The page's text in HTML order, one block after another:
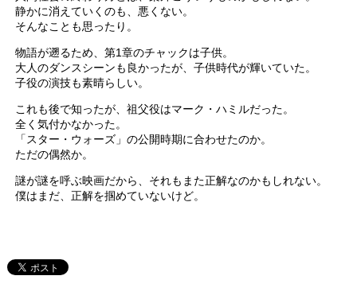
静かに消えていくのも、悪くない。
そんなことも思ったり。
物語が遡るため、第1章のチャックは子供。
大人のダンスシーンも良かったが、子供時代が輝いていた。
子役の演技も素晴らしい。
これも後で知ったが、祖父役はマーク・ハミルだった。
全く気付かなかった。
「スター・ウォーズ」の公開時期に合わせたのか。
ただの偶然か。
謎が謎を呼ぶ映画だから、それもまた正解なのかもしれない。
僕はまだ、正解を掴めていないけど。